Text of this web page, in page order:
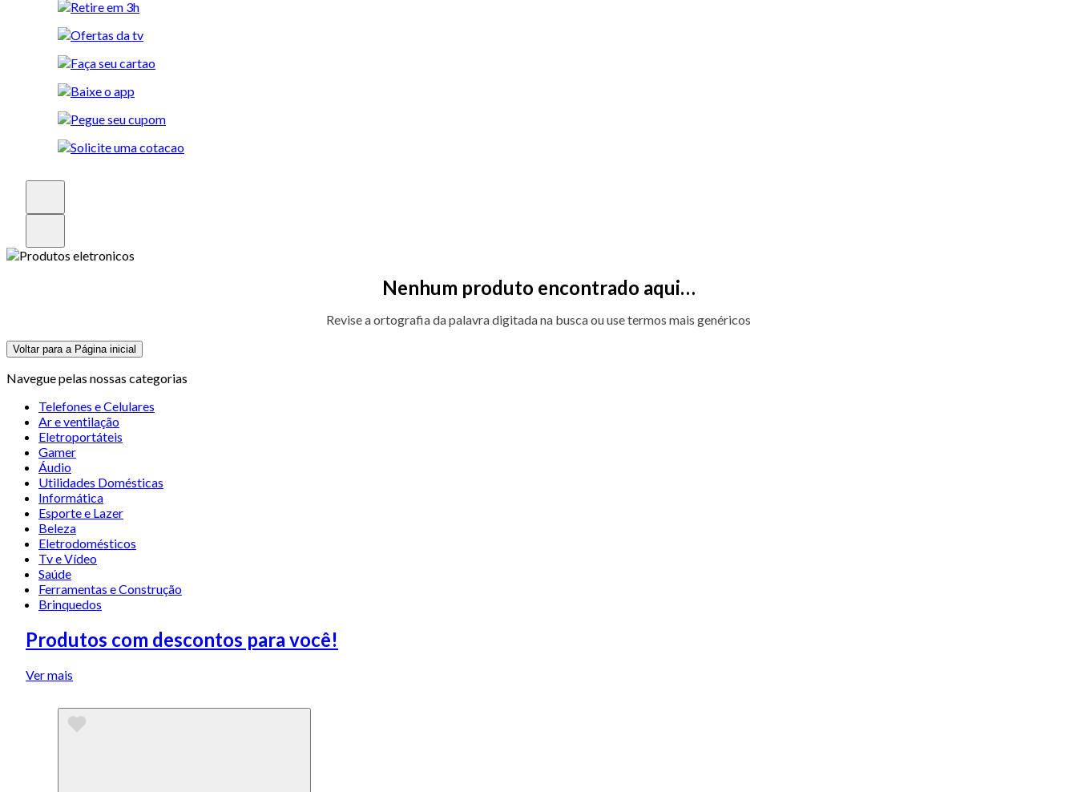
Nenhum produto encontrado aqui…
Revise a ortografia da palavra digitada na busca ou use termos mais genéricos
Voltar para a Página inicial
Navegue pelas nossas categorias
Telefones e Celulares
Ar e ventilação
Eletroportáteis
Gamer
Áudio
Utilidades Domésticas
Informática
Esporte e Lazer
Beleza
Eletrodomésticos
Tv e Vídeo
Saúde
Ferramentas e Construção
Brinquedos
Produtos com descontos para você!
Ver mais